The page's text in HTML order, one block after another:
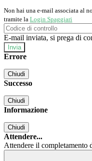
Non hai una e-mail associata al
tramite la Login Spaggiari
E-mail inviata, si prega di
Errore
Chiudi
Successo
Chiudi
Informazione
Chiudi
Attendere...
Attendere il completamento